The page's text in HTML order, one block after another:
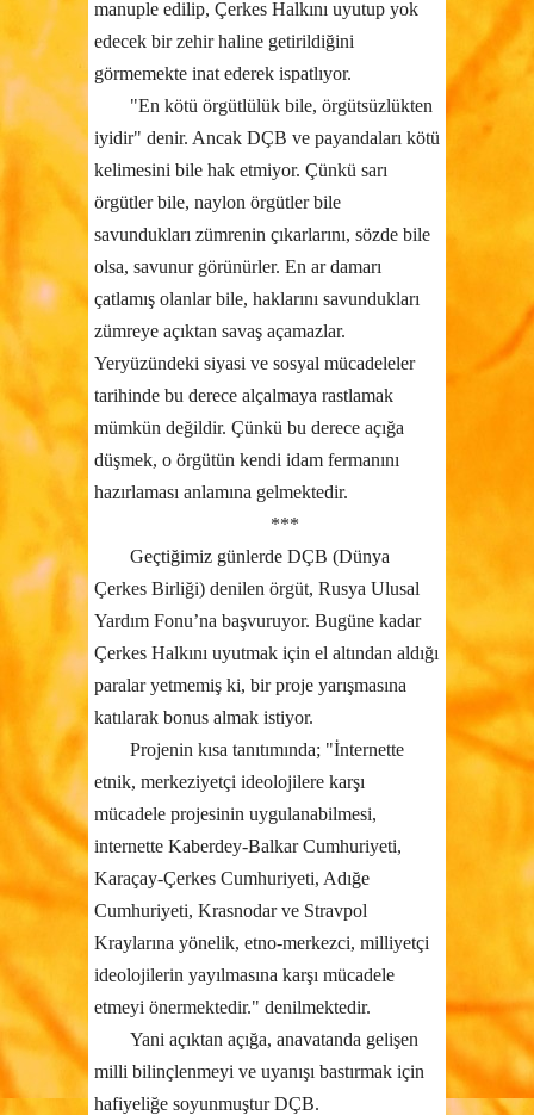
manuple edilip, Çerkes Halkını uyutup yok
edecek bir zehir haline getirildiğini
görmemekte inat ederek ispatlıyor.
"En kötü örgütlülük bile, örgütsüzlükten
iyidir" denir. Ancak DÇB ve payandaları kötü
kelimesini bile hak etmiyor. Çünkü sarı
örgütler bile, naylon örgütler bile
savundukları zümrenin çıkarlarını, sözde bile
olsa, savunur görünürler. En ar damarı
çatlamış olanlar bile, haklarını savundukları
zümreye açıktan savaş açamazlar.
Yeryüzündeki siyasi ve sosyal mücadeleler
tarihinde bu derece alçalmaya rastlamak
mümkün değildir. Çünkü bu derece açığa
düşmek, o örgütün kendi idam fermanını
hazırlaması anlamına gelmektedir.
***
Geçtiğimiz günlerde DÇB (Dünya
Çerkes Birliği) denilen örgüt, Rusya Ulusal
Yardım Fonu’na başvuruyor. Bugüne kadar
Çerkes Halkını uyutmak için el altından aldığı
paralar yetmemiş ki, bir proje yarışmasına
katılarak bonus almak istiyor.
Projenin kısa tanıtımında; "İnternette
etnik, merkeziyetçi ideolojilere karşı
mücadele projesinin uygulanabilmesi,
internette Kaberdey-Balkar Cumhuriyeti,
Karaçay-Çerkes Cumhuriyeti, Adığe
Cumhuriyeti, Krasnodar ve Stravpol
Kraylarına yönelik, etno-merkezci, milliyetçi
ideolojilerin yayılmasına karşı mücadele
etmeyi önermektedir." denilmektedir.
Yani açıktan açığa, anavatanda gelişen
milli bilinçlenmeyi ve uyanışı bastırmak için
hafiyeliğe soyunmuştur DÇB.